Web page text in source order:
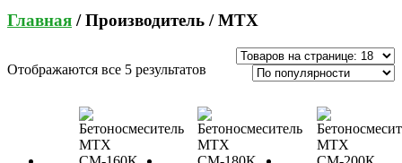
Главная / Производитель / MTX
Отображаются все 5 результатов